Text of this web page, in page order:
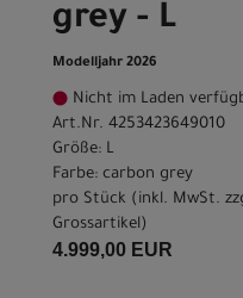
grey - L
Modelljahr 2026
Nicht im Laden
Art.Nr. 4253423649010
Größe: L
Farbe: carbon grey
pro Stück (inkl. MwSt.
Grossartikel)
4.999,00 EUR